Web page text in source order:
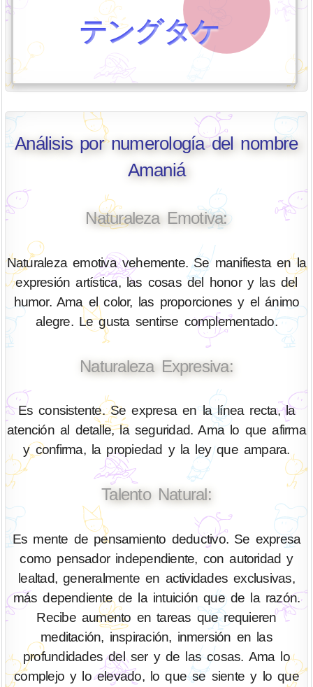
テングタケ
Análisis por numerología del nombre
Amaniá
Naturaleza Emotiva:
Naturaleza emotiva vehemente. Se manifiesta en la
expresión artística, las cosas del honor y las del
humor. Ama el color, las proporciones y el ánimo
alegre. Le gusta sentirse complementado.
Naturaleza Expresiva:
Es consistente. Se expresa en la línea recta, la
atención al detalle, la seguridad. Ama lo que afirma
y confirma, la propiedad y la ley que ampara.
Talento Natural:
Es mente de pensamiento deductivo. Se expresa
como pensador independiente, con autoridad y
lealtad, generalmente en actividades exclusivas,
más dependiente de la intuición que de la razón.
Recibe aumento en tareas que requieren
meditación, inspiración, inmersión en las
profundidades del ser y de las cosas. Ama lo
complejo y lo elevado, lo que se siente y lo que